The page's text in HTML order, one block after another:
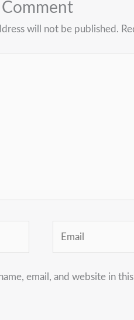
Comment
will not be published.
email, and website in